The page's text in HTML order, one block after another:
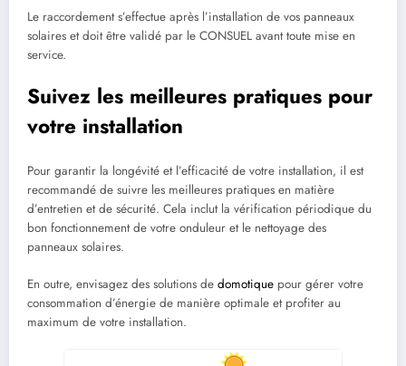
Le raccordement s’effectue après l’installation de vos panneaux
solaires et doit être validé par le CONSUEL avant toute mise en
service.
Suivez les meilleures pratiques pour
votre installation
Pour garantir la longévité et l’efficacité de votre installation, il est
recommandé de suivre les meilleures pratiques en matière
d’entretien et de sécurité. Cela inclut la vérification périodique du
bon fonctionnement de votre onduleur et le nettoyage des
panneaux solaires.
En outre, envisagez des solutions de domotique pour gérer votre
consommation d’énergie de manière optimale et profiter au
maximum de votre installation.